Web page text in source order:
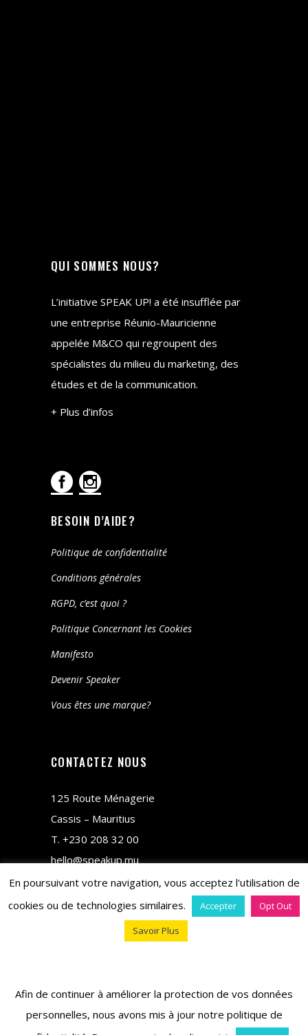
QUI SOMMES NOUS?
L’initiative SPEAK UP! a été insufflée par
une entreprise Réunio-Mauricienne
appelée M&CO qui regroupent des
spécialistes du milieu du marketing, des
études et de la communication.
+ Plus d’infos
BESOIN D’AIDE?
Politique de confidentialité
Conditions générales
RGPD, c’est quoi ?
Politique Concernant les Cookies
Manifesto
Devenir Speaker
Vous êtes une marque?
CONTACTEZ NOUS
125 Route Ménagerie
Cassis – Mauritius
T. +230 208 32 00
hello@speakup.mu
En poursuivant votre navigation, vous acceptez l'utilisation de
cookies ou de technologies similaires.
Accepter
Opt Out
Savoir Plus
Afin de continuer à améliorer la protection de vos données
personnelles, nous avons mis à jour notre politique de